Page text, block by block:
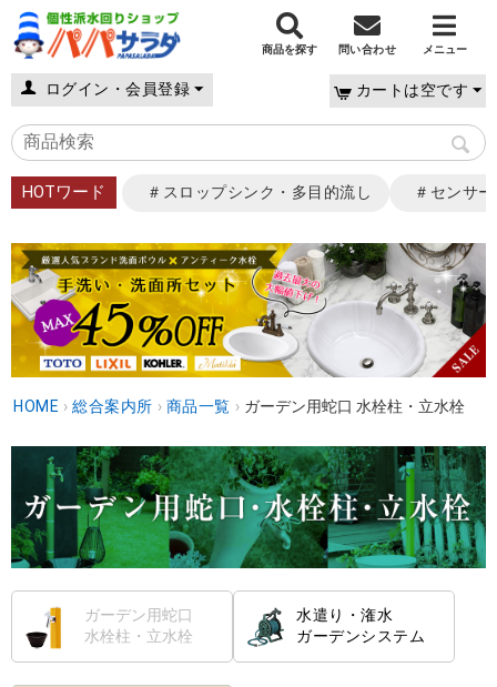
商品を探す 問い合わせ メニュー
ログイン・会員登録 カートは空です
HOTワード ＃スロップシンク・多目的流し ＃センサ
HOME › 総合案内所 › 商品一覧 › ガーデン用蛇口 水栓柱・立水栓
ガーデン用蛇口
水栓柱・立水栓
水遣り・潅水
ガーデンシステム